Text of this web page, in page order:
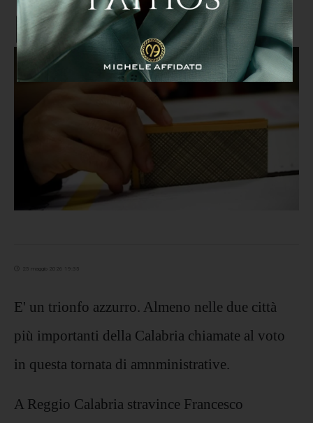
25 maggio 2026 19:35
E' un trionfo azzurro. Almeno nelle due città
più importanti della Calabria chiamate al voto
in questa tornata di amnministrative.
A Reggio Calabria stravince Francesco